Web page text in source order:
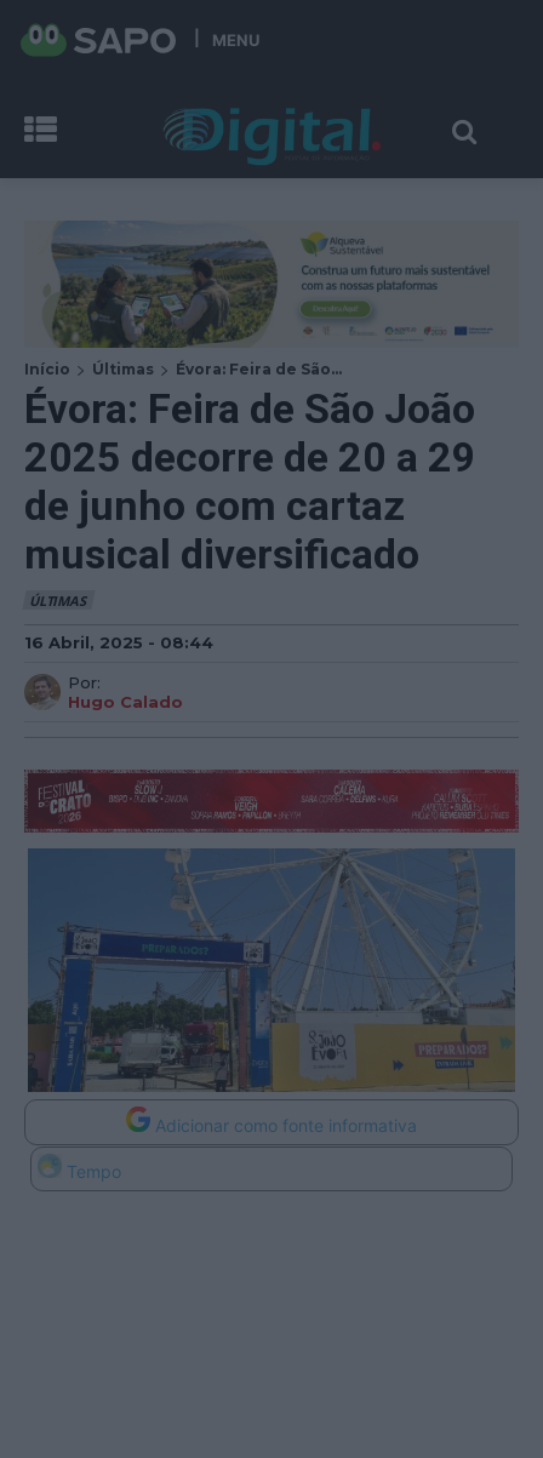
MENU
Início Últimas Évora: Feira de São...
Évora: Feira de São João
2025 decorre de 20 a 29
de junho com cartaz
musical diversificado
ÚLTIMAS
16 Abril, 2025 - 08:44
Por:
Hugo Calado
Adicionar como fonte informativa
Tempo